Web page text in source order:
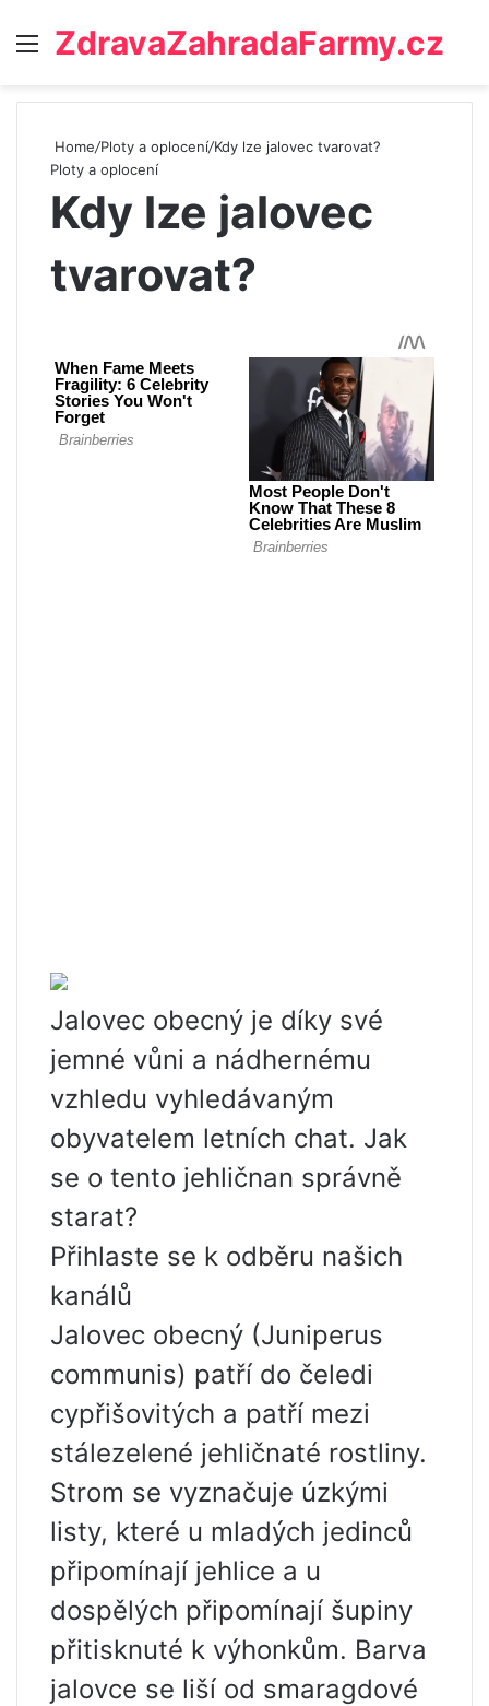
Menu
ZdravaZahradaFarmy.cz
Home/Ploty a oplocení/Kdy lze jalovec tvarovat?
Ploty a oplocení
Kdy lze jalovec
tvarovat?
Jalovec obecný je díky své
jemné vůni a nádhernému
vzhledu vyhledávaným
obyvatelem letních chat. Jak
se o tento jehličnan správně
starat?
Přihlaste se k odběru našich
kanálů
Jalovec obecný (Juniperus
communis) patří do čeledi
cypřišovitých a patří mezi
stálezelené jehličnaté rostliny.
Strom se vyznačuje úzkými
listy, které u mladých jedinců
připomínají jehlice a u
dospělých připomínají šupiny
přitisknuté k výhonkům. Barva
jalovce se liší od smaragdové